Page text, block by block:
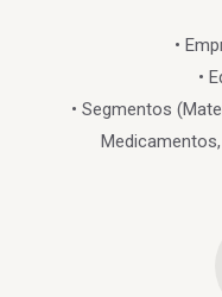
•
•
• Segmentos